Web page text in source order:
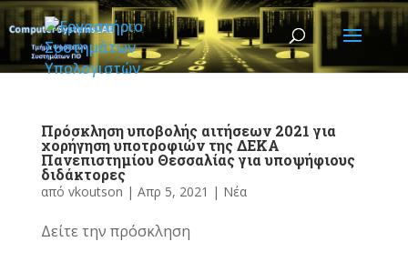
Πρόσκληση υποβολής αιτήσεων 2021 για
χορήγηση υποτροφιών της ΔΕΚΑ
Πανεπιστημίου Θεσσαλίας για υποψήφιους
διδάκτορες
από vkoutson | Απρ 5, 2021 | Νέα
Δείτε την πρόσκληση